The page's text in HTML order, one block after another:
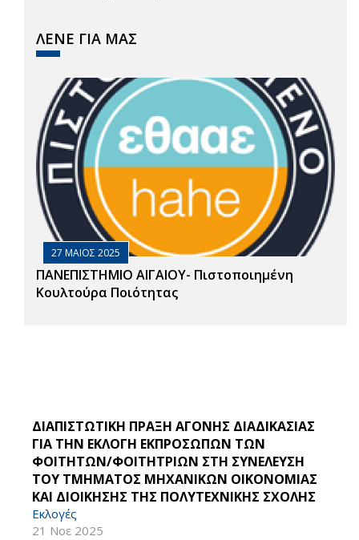
ΛΕΝΕ ΓΙΑ ΜΑΣ
27 ΜΑΙΟΣ 2025
ΠΑΝΕΠΙΣΤΗΜΙΟ ΑΙΓΑΙΟΥ- Πιστοποιημένη
Κουλτούρα Ποιότητας
ΔΙΑΠΙΣΤΩΤΙΚΗ ΠΡΑΞΗ ΑΓΟΝΗΣ ΔΙΑΔΙΚΑΣΙΑΣ
ΓΙΑ ΤΗΝ ΕΚΛΟΓΗ ΕΚΠΡΟΣΩΠΩΝ ΤΩΝ
ΦΟΙΤΗΤΩΝ/ΦΟΙΤΗΤΡΙΩΝ ΣΤΗ ΣΥΝΕΛΕΥΣΗ
ΤΟΥ ΤΜΗΜΑΤΟΣ ΜΗΧΑΝΙΚΩΝ ΟΙΚΟΝΟΜΙΑΣ
ΚΑΙ ΔΙΟΙΚΗΣΗΣ ΤΗΣ ΠΟΛΥΤΕΧΝΙΚΗΣ ΣΧΟΛΗΣ
Εκλογές
21 Νοε 2025